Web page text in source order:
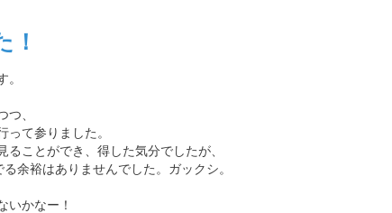
！
つ、
て参りました。
ことができ、得した気分でしたが、
余裕はありませんでした。ガックシ。
いかなー！